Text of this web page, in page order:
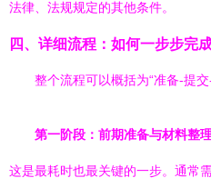
法律、法规规定的其他条件。
四、详细流程：如何一步步完
整个流程可以概括为“准备-提交
第一阶段：前期准备与材料整
这是最耗时也最关键的一步。通常